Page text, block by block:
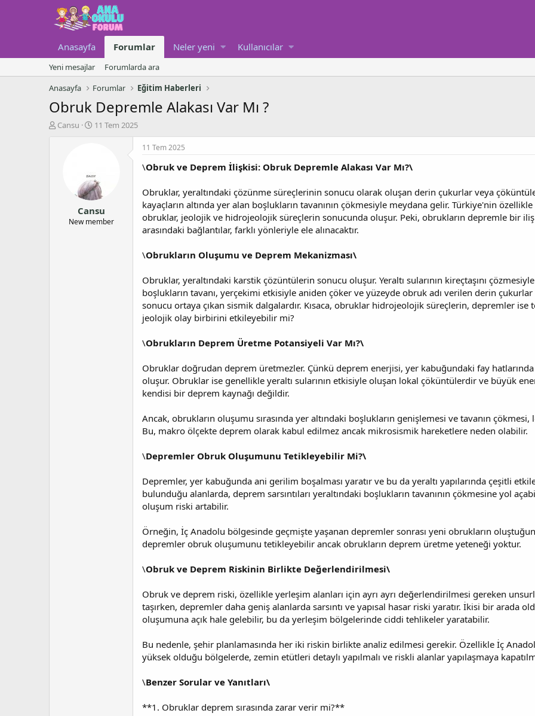
Anasayfa Forumlar Neler yeni Kullanıcılar
Yeni mesajlar
Forumlarda ara
Anasayfa
Forumlar Eğitim Haberleri
Obruk Depremle Alakası Var Mı ?
K
Cansu
B
n
g
ı
ç
t
11 Tem 2025
Cansu
New member
11 Tem 2025
\Obruk ve Deprem İlişkisi: Obruk Depremle Alakası Var Mı?\
Obruklar, yeraltındaki çözünme süreçlerinin sonucu olarak oluşan derin çukurlar veya
kayaçların altında yer alan boşlukların tavanının çökmesiyle meydana gelir. Türkiye'nin
obruklar, jeolojik ve hidrojeolojik süreçlerin sonucunda oluşur. Peki, obrukların depremle bir
arasındaki bağlantılar, farklı yönleriyle ele alınacaktır.
\Obrukların Oluşumu ve Deprem Mekanizması\
Obruklar, yeraltındaki karstik çözüntülerin sonucu oluşur. Yeraltı sularının kireçtaşını
boşlukların tavanı, yerçekimi etkisiyle aniden çöker ve yüzeyde obruk adı verilen derin
sonucu ortaya çıkan sismik dalgalardır. Kısaca, obruklar hidrojeolojik süreçlerin, depremler
jeolojik olay birbirini etkileyebilir mi?
\Obrukların Deprem Üretme Potansiyeli Var Mı?\
Obruklar doğrudan deprem üretmezler. Çünkü deprem enerjisi, yer kabuğundaki fay hatlarında
oluşur. Obruklar ise genellikle yeraltı sularının etkisiyle oluşan lokal çöküntülerdir ve büyük
kendisi bir deprem kaynağı değildir.
Ancak, obrukların oluşumu sırasında yer altındaki boşlukların genişlemesi ve tavanın
Bu, makro ölçekte deprem olarak kabul edilmez ancak mikrosismik hareketlere neden olabilir.
\Depremler Obruk Oluşumunu Tetikleyebilir Mi?\
Depremler, yer kabuğunda ani gerilim boşalması yaratır ve bu da yeraltı yapılarında çeşitli
bulunduğu alanlarda, deprem sarsıntıları yeraltındaki boşlukların tavanının çökmesine yol
oluşum riski artabilir.
Örneğin, İç Anadolu bölgesinde geçmişte yaşanan depremler sonrası yeni obrukların
depremler obruk oluşumunu tetikleyebilir ancak obrukların deprem üretme yeteneği yoktur.
\Obruk ve Deprem Riskinin Birlikte Değerlendirilmesi\
Obruk ve deprem riski, özellikle yerleşim alanları için ayrı ayrı değerlendirilmesi gereken
taşırken, depremler daha geniş alanlarda sarsıntı ve yapısal hasar riski yaratır. İkisi bir arada
oluşumuna açık hale gelebilir, bu da yerleşim bölgelerinde ciddi tehlikeler yaratabilir.
Bu nedenle, şehir planlamasında her iki riskin birlikte analiz edilmesi gerekir. Özellikle İç
yüksek olduğu bölgelerde, zemin etütleri detaylı yapılmalı ve riskli alanlar yapılaşmaya
\Benzer Sorular ve Yanıtları\
**1. Obruklar deprem sırasında zarar verir mi?**